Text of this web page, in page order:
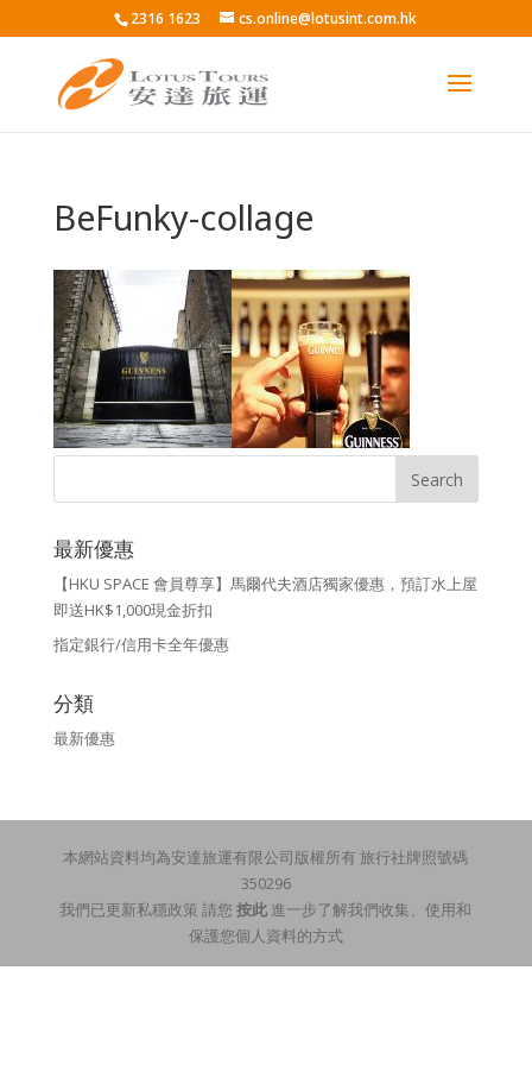
2316 1623 cs.online@lotusint.com.hk
BeFunky-collage
最新優惠
【HKU SPACE 會員尊享】馬爾代夫酒店獨家優惠，預訂水上屋
即送HK$1,000現金折扣
指定銀行/信用卡全年優惠
分類
最新優惠
本網站資料均為安達旅運有限公司版權所有 旅行社牌照號碼
350296
我們已更新私穩政策 請您按此 進一步了解我們收集、使用和
保護您個人資料的方式